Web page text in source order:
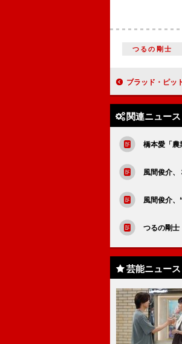
つるの剛士
ブラッド・ピット「子ども
関連ニュース
橋本愛「
風間俊介
風間俊介
つるの剛
芸能ニュース